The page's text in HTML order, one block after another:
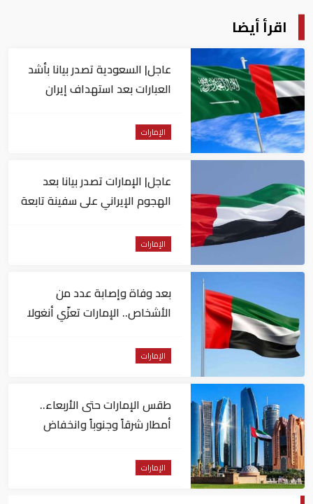
اقرأ أيضا
عاجل| السعودية تصدر بيانا بأشد
العبارات بعد استهداف إيران
الإمارات
عاجل| الإمارات تصدر بيانا بعد
الهجوم الإيراني على سفينة تابعة
الإمارات
بعد وفاة وإصابة عدد من
الأشخاص.. الإمارات تعزّي أنغولا
الإمارات
طقس الإمارات حتى الأربعاء..
أمطار شرقاً وجنوباً وانخفاض
الإمارات